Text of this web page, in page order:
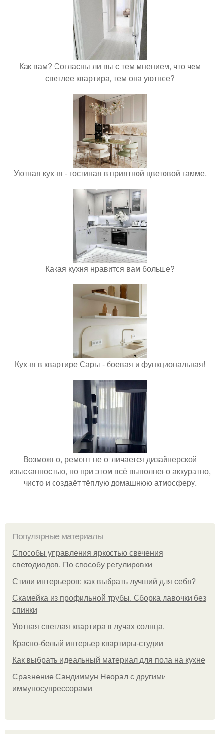
Как вам? Согласны ли вы с тем мнением, что чем
светлее квартира, тем она уютнее?
Уютная кухня - гостиная в приятной цветовой гамме.
Какая кухня нравится вам больше?
Кухня в квартире Сары - боевая и функциональная!
Возможно, ремонт не отличается дизайнерской
изысканностью, но при этом всё выполнено аккуратно,
чисто и создаёт тёплую домашнюю атмосферу.
Популярные материалы
Способы управления яркостью свечения
светодиодов. По способу регулировки
Стили интерьеров: как выбрать лучший для себя?
Скамейка из профильной трубы. Сборка лавочки без
спинки
Уютная светлая квартира в лучах солнца.
Красно-белый интерьер квартиры-студии
Как выбрать идеальный материал для пола на кухне
Сравнение Сандиммун Неорал с другими
иммуносупрессорами